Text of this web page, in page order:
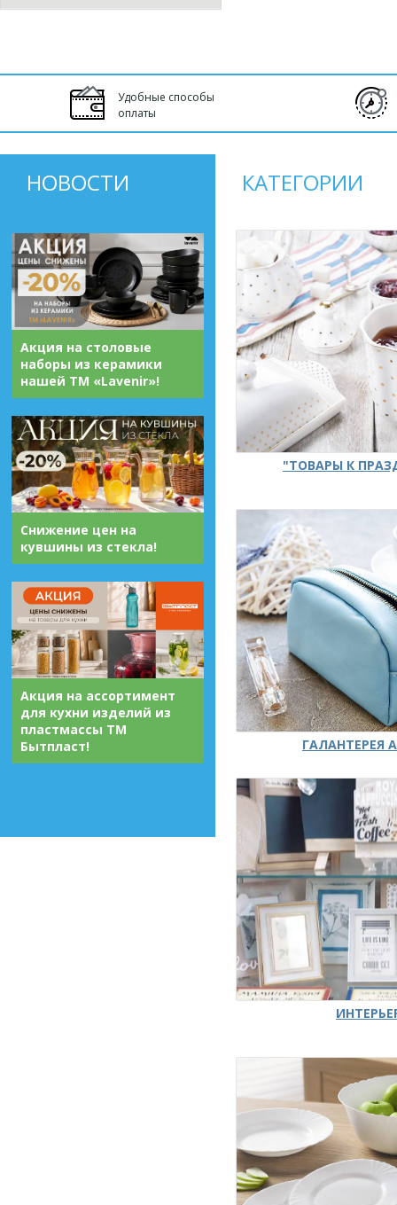
Удобные способы
оплаты
НОВОСТИ
Акция на столовые
наборы из керамики
нашей ТМ «Lavenir»!
Снижение цен на
кувшины из стекла!
Акция на ассортимент
для кухни изделий из
пластмассы ТМ
Бытпласт!
КАТЕГОРИИ
"ТОВАРЫ К
ГАЛАНТЕРЕЯ